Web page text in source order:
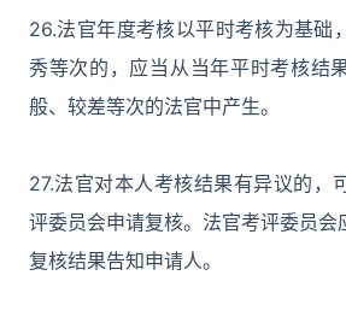
26.法官年度考核以平时考核为基础
秀等次的，应当从当年平时考核结
般、较差等次的法官中产生。
27.法官对本人考核结果有异议的，
评委员会申请复核。法官考评委员会
复核结果告知申请人。